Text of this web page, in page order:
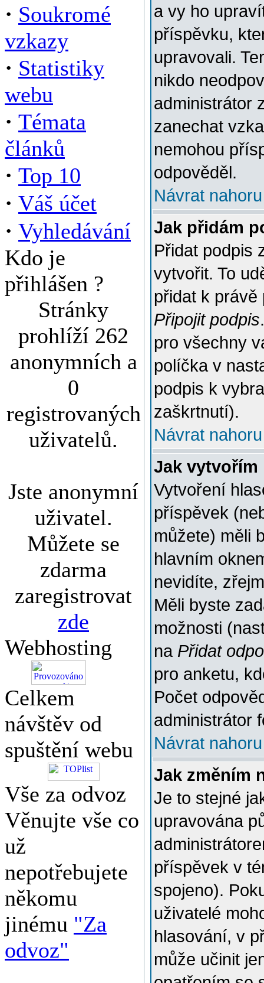
· Soukromé
vzkazy
· Statistiky
webu
· Témata
článků
· Top 10
· Váš účet
· Vyhledávání
Kdo je
přihlášen ?
Stránky
prohlíží 262
anonymních a
0
registrovaných
uživatelů.
Jste anonymní
uživatel.
Můžete se
zdarma
zaregistrovat
zde
Webhosting
Celkem
návštěv od
spuštění webu
Vše za odvoz
Věnujte vše co
už
nepotřebujete
někomu
jinému "Za
odvoz"
a vy ho
příspěvku,
upravovali.
nikdo
administrátor
zanechat
nemohou
odpověděl.
Návrat nahoru
Jak přidám
Přidat podpis
vytvořit. To
přidat k
Připojit podpis
pro všechny
políčka v
podpis k
zaškrtnutí).
Návrat nahoru
Jak vytvořím
Vytvoření
příspěvek
můžete) měli
hlavním
nevidíte,
Měli byste
možnosti
na Přidat
pro anketu,
Počet
administrátor
Návrat nahoru
Jak změním
Je to stejné
upravována
příspěvek v
spojeno).
uživatelé
hlasování, v
může učinit